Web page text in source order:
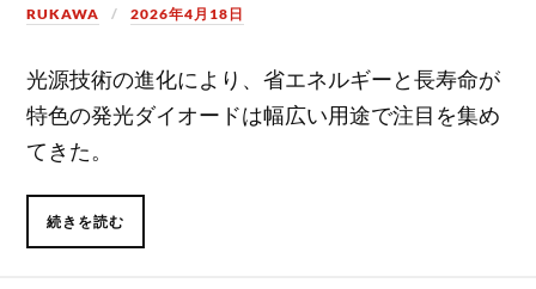
RUKAWA 2026年4月18日
光源技術の進化により、省エネルギーと長寿命が
特色の発光ダイオードは幅広い用途で注目を集め
てきた。
続きを読む